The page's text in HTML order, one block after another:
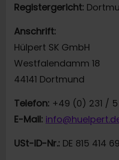
Registergericht:
Anschrift:
Hülpert SK GmbH
Westfalendamm 18
44141 Dortmund
Telefon: +49 (0) 231 /
E-Mail:
USt-ID-Nr.: DE 815 414